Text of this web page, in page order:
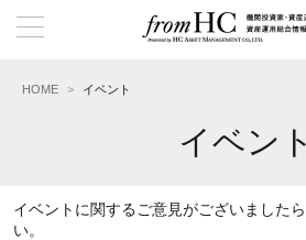
HOME イベント
イベント
イベントに関するご意見がございましたら
い。